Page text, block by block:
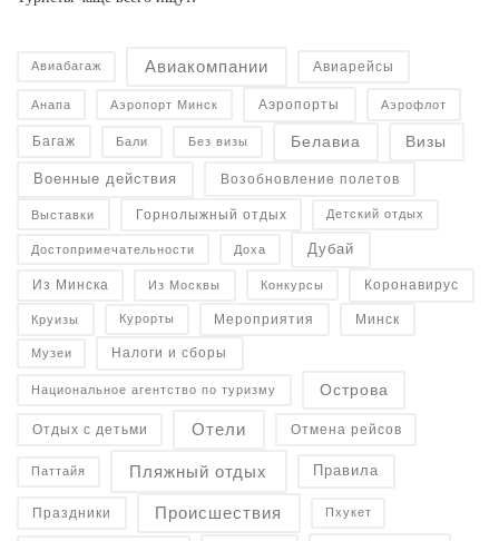
Авиабагаж Авиакомпании Авиарейсы
Анапа Аэропорт Минск Аэропорты Аэрофлот
Багаж Бали Без визы Белавиа Визы
Военные действия Возобновление полетов
Выставки Горнолыжный отдых Детский отдых
Достопримечательности Доха Дубай
Из Минска Из Москвы Конкурсы Коронавирус
Круизы Курорты Мероприятия Минск
Музеи Налоги и сборы
Национальное агентство по туризму Острова
Отдых с детьми Отели Отмена рейсов
Паттайя Пляжный отдых Правила
Праздники Происшествия Пхукет